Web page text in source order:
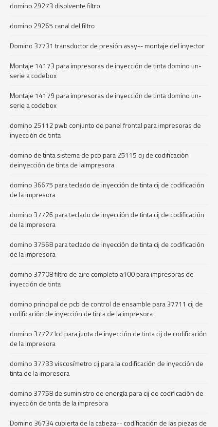
domino 29273 disolvente filtro
domino 29265 canal del filtro
Domino 37731 transductor de presión assy-- montaje del inyector
Montaje 14173 para impresoras de inyección de tinta domino un-
serie a codebox
Montaje 14179 para impresoras de inyección de tinta domino un-
serie a codebox
domino 25112 pwb conjunto de panel frontal para impresoras de
inyección de tinta
domino de tinta sistema de pcb para 25115 cij de codificación
deinyección de tinta de laimpresora
domino 36675 para teclado de inyección de tinta cij de codificación
de la impresora
domino 37726 para teclado de inyección de tinta cij de codificación
de la impresora
domino 37568 para teclado de inyección de tinta cij de codificación
de la impresora
domino 37708 filtro de aire completo a100 para impresoras de
inyección de tinta
domino principal de pcb de control de ensamble para 37711 cij de
codificación de inyección de tinta de la impresora
domino 37727 lcd para junta de inyección de tinta cij de codificación
de la impresora
domino 37733 viscosímetro cij para la codificación de inyección de
tinta de la impresora
domino 37758 de suministro de energía para cij de codificación de
inyección de tinta de la impresora
Domino 36734 cubierta de la cabeza-- codificación de las piezas de